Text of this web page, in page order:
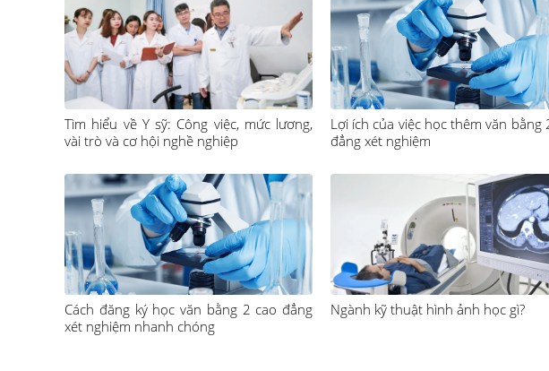
Tìm hiểu về Y sỹ: Công việc, mức lương,
vài trò và cơ hội nghề nghiệp
Lợi ích của việc học thêm văn bằng
đẳng xét nghiệm
Cách đăng ký học văn bằng 2 cao đẳng
xét nghiệm nhanh chóng
Ngành kỹ thuật hình ảnh học gì?